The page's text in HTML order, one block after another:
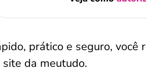
prático e seguro,
site da meutudo.